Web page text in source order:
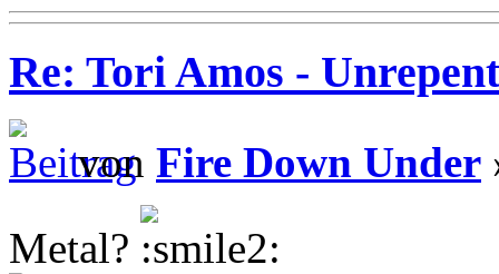
Re: Tori Amos -
von Fire Down Under
Metal?